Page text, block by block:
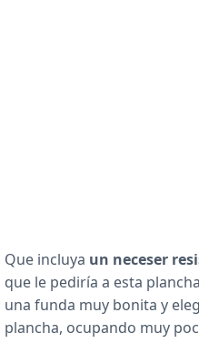
Que incluya un neceser
que le pediría a esta
una funda muy bonita y
plancha, ocupando muy